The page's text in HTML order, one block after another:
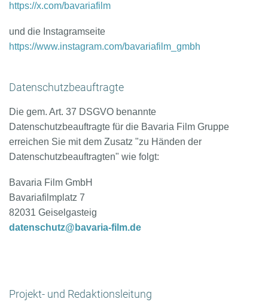
https://x.com/bavariafilm
und die Instagramseite
https://www.instagram.com/bavariafilm_gmbh
Datenschutzbeauftragte
Die gem. Art. 37 DSGVO benannte
Datenschutzbeauftragte für die Bavaria Film Gruppe
erreichen Sie mit dem Zusatz "zu Händen der
Datenschutzbeauftragten" wie folgt:
Bavaria Film GmbH
Bavariafilmplatz 7
82031 Geiselgasteig
datenschutz@bavaria-film.de
Projekt- und Redaktionsleitung